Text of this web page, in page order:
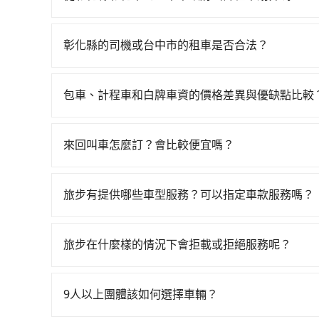
可能的罰單都需自付。再者，和運的iRent只提供
另外，偶爾也會遇到明明已經預約了時間但上一
不便。
慮打電話至附近的計程車隊，如彰化市Taxi計程
價，建議最好先上網預約，以免當場被坑受騙。
彰化縣的司機或台中市的租車是否合法？
警察臨檢並趕下車，出意外後保險公司更是不會
好辨別叫的車是否合法，就看車牌的開頭，只要不
包車、計程車和白牌車資的價格差異與優缺點比較
地點上車較客製化。此外，司機還會提供各種旅
無法申訴退費。
來回叫車怎麼訂？會比較便宜嗎？
定。至於價格已經市場最優惠，並無特別針對來
旅步有提供哪些車型服務？可以指定車款服務嗎？
專人回覆您。
旅步在什麼樣的情況下會拒載或拒絕服務呢？
訂購時填寫的數量。請務必確實填寫當日實際攜
9人以上團體該如何選擇車輛？